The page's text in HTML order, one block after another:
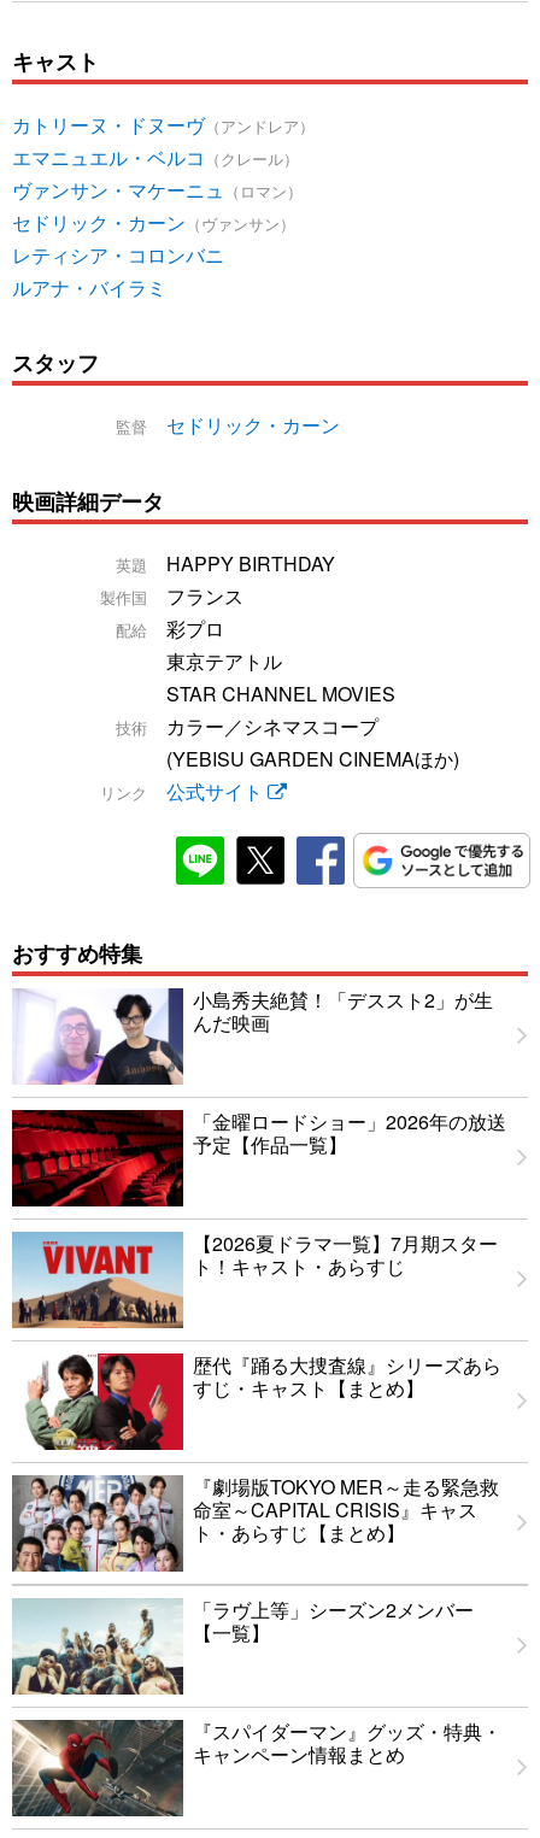
キャスト
カトリーヌ・ドヌーヴ（アンドレア）
エマニュエル・ベルコ （クレール）
ヴァンサン・マケーニュ （ロマン）
セドリック・カーン （ヴァンサン）
レティシア・コロンバニ
ルアナ・バイラミ
スタッフ
監督 セドリック・カーン
映画詳細データ
英題 HAPPY BIRTHDAY
製作国 フランス
配給
彩プロ
東京テアトル
STAR CHANNEL MOVIES
技術
カラー／シネマスコープ
(YEBISU GARDEN CINEMAほか)
リンク 公式サイト
おすすめ特集
小島秀夫絶賛！「デススト2」が生
んだ映画
「金曜ロードショー」2026年の放送
予定【作品一覧】
【2026夏ドラマ一覧】7月期スター
ト！キャスト・あらすじ
歴代『踊る大捜査線』シリーズあら
すじ・キャスト【まとめ】
『劇場版TOKYO MER～走る緊急救
命室～CAPITAL CRISIS』キャス
ト・あらすじ【まとめ】
「ラヴ上等」シーズン2メンバー
【一覧】
『スパイダーマン』グッズ・特典・
キャンペーン情報まとめ